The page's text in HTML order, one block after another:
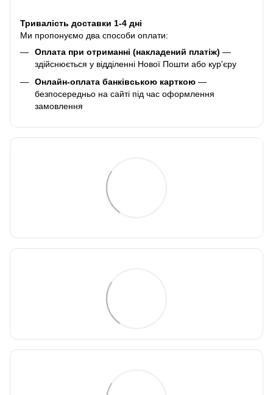
Тривалість доставки 1-4 дні
Ми пропонуємо два способи оплати:
Оплата при отриманні (накладений платіж) —
здійснюється у відділенні Нової Пошти або кур'єру
Онлайн-оплата банківською карткою —
безпосередньо на сайті під час оформлення
замовлення